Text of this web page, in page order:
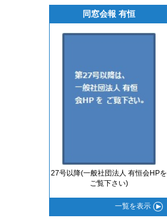
同窓会報 有恒
27号以降(一般社団法人 有恒会HPを
ご覧下さい)
一覧を表示